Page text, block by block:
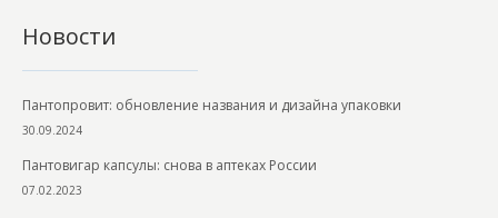
Новости
Пантопровит: обновление названия и дизайна упаковки
30.09.2024
Пантовигар капсулы: снова в аптеках России
07.02.2023